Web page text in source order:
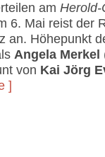
am Herold-
6. Mai reist der
an. Höhepunkt
Angela Merkel
von Kai Jörg
]